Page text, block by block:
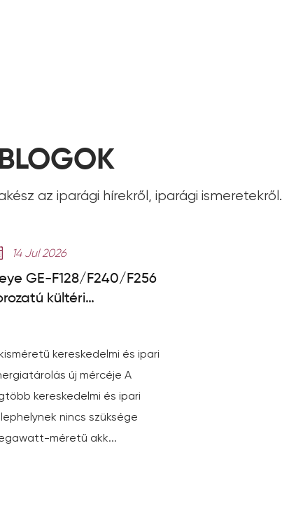
az iparági hírekről, iparági ismeretekről.
14 Jul 2026
GE-F128/F240/F256
kültéri
kereskedelmi és ipari
új mércéje A
kereskedelmi és ipari
nincs szüksége
méretű akk...